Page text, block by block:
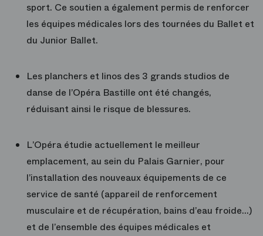
sport. Ce soutien a également permis de renforcer
les équipes médicales lors des tournées du Ballet et
du Junior Ballet.
Les planchers et linos des 3 grands studios de
danse de l’Opéra Bastille ont été changés,
réduisant ainsi le risque de blessures.
L’Opéra étudie actuellement le meilleur
emplacement, au sein du Palais Garnier, pour
l’installation des nouveaux équipements de ce
service de santé (appareil de renforcement
musculaire et de récupération, bains d’eau froide…)
et de l’ensemble des équipes médicales et